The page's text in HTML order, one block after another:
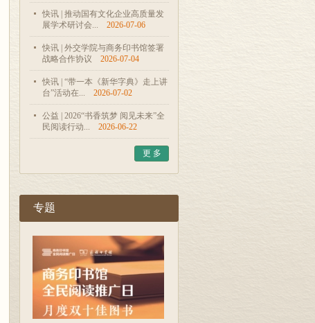
快讯 | 推动国有文化企业高质量发
展学术研讨会...
2026-07-06
快讯 | 外交学院与商务印书馆签署
战略合作协议
2026-07-04
快讯 | “带一本《新华字典》走上讲
台”活动在...
2026-07-02
公益 | 2026“书香筑梦 阅见未来”全
民阅读行动...
2026-06-22
更 多
专题